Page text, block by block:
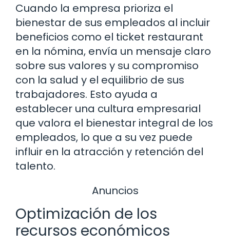
Cuando la empresa prioriza el
bienestar de sus empleados al incluir
beneficios como el ticket restaurant
en la nómina, envía un mensaje claro
sobre sus valores y su compromiso
con la salud y el equilibrio de sus
trabajadores. Esto ayuda a
establecer una cultura empresarial
que valora el bienestar integral de los
empleados, lo que a su vez puede
influir en la atracción y retención del
talento.
Anuncios
Optimización de los
recursos económicos